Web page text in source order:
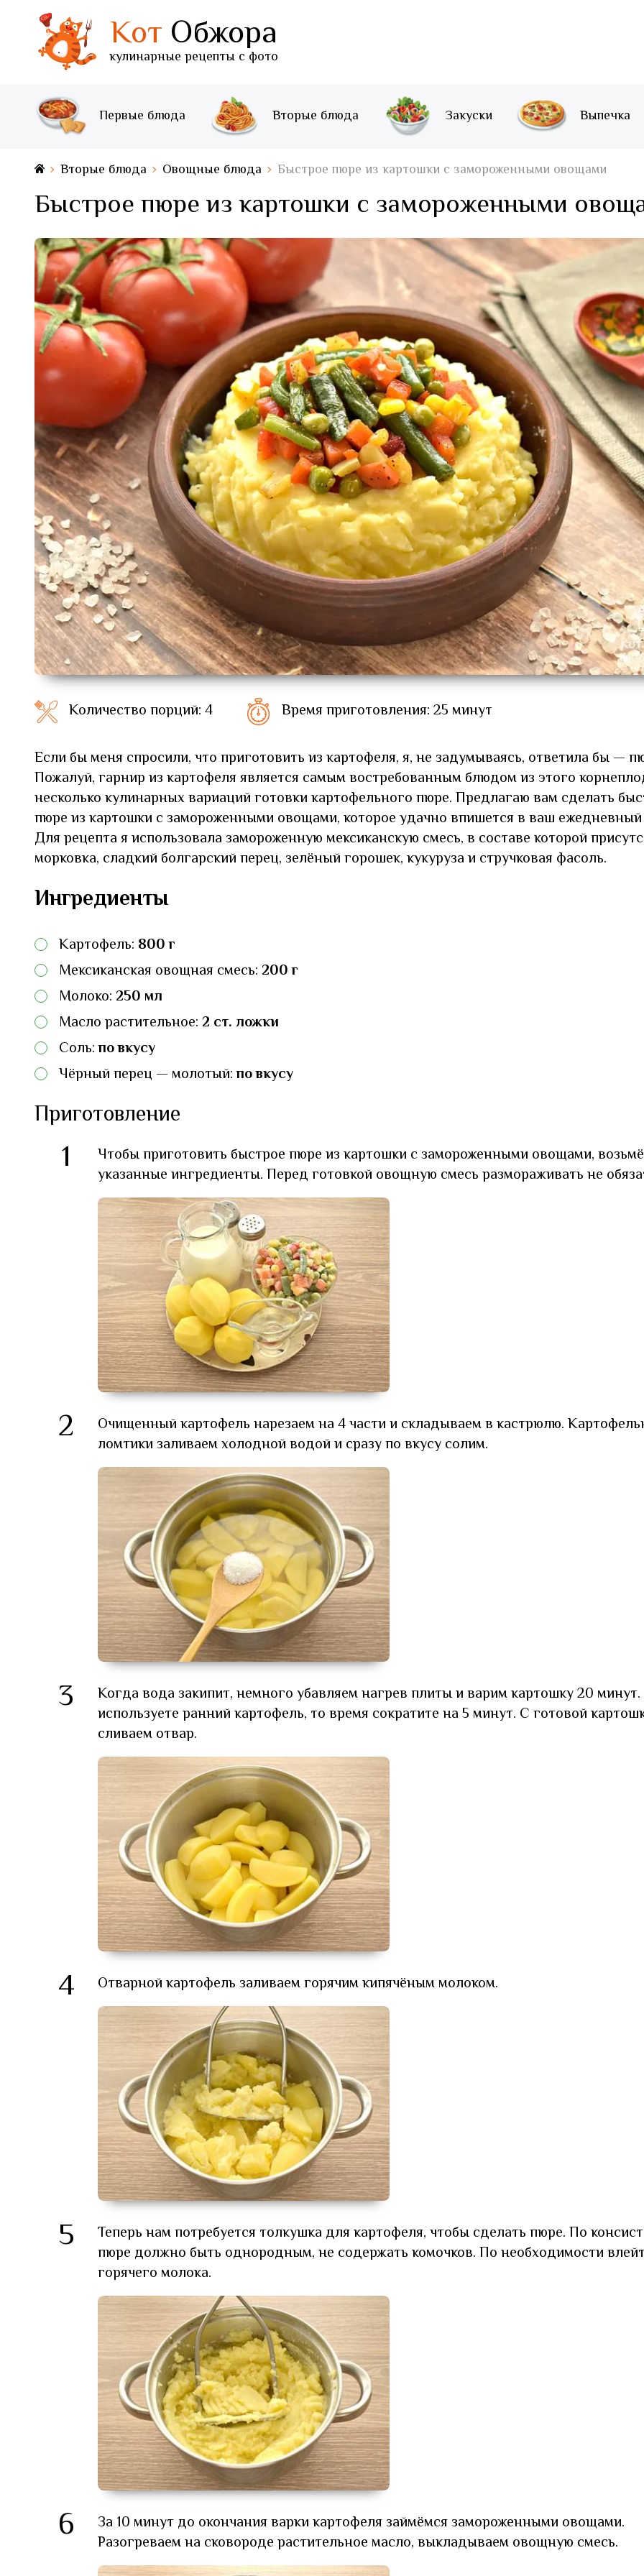
Кот Обжора
кулинарные рецепты с фото
Первые блюда Вторые блюда Закуски Выпечка
Вторые блюда Овощные блюда Быстрое пюре из картошки с замороженными овощами
Быстрое пюре из картошки с замороженными
Количество порций: 4 Время приготовления: 25 минут
Если бы меня спросили, что приготовить из картофеля, я, не задумываясь, ответила бы —
Пожалуй, гарнир из картофеля является самым востребованным блюдом из этого
несколько кулинарных вариаций готовки картофельного пюре. Предлагаю вам сделать
пюре из картошки с замороженными овощами, которое удачно впишется в ваш
Для рецепта я использовала замороженную мексиканскую смесь, в составе которой
морковка, сладкий болгарский перец, зелёный горошек, кукуруза и стручковая фасоль.
Ингредиенты
Картофель: 800 г
Мексиканская овощная смесь: 200 г
Молоко: 250 мл
Масло растительное: 2 ст. ложки
Соль:по вкусу
Чёрный перец — молотый:по вкусу
Приготовление
1
Чтобы приготовить быстрое пюре из картошки с замороженными овощами,
указанные ингредиенты. Перед готовкой овощную смесь размораживать не
2
Очищенный картофель нарезаем на 4 части и складываем в кастрюлю.
ломтики заливаем холодной водой и сразу по вкусу солим.
3
Когда вода закипит, немного убавляем нагрев плиты и варим картошку 20
используете ранний картофель, то время сократите на 5 минут. С готовой
сливаем отвар.
4 Отварной картофель заливаем горячим кипячёным молоком.
5
Теперь нам потребуется толкушка для картофеля, чтобы сделать пюре. По
пюре должно быть однородным, не содержать комочков. По необходимости
горячего молока.
6
За 10 минут до окончания варки картофеля займёмся замороженными овощами.
Разогреваем на сковороде растительное масло, выкладываем овощную смесь.